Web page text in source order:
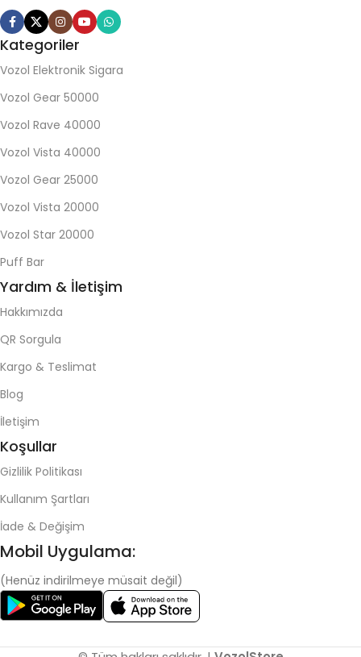
Kategoriler
Vozol Elektronik Sigara
Vozol Gear 50000
Vozol Rave 40000
Vozol Vista 40000
Vozol Gear 25000
Vozol Vista 20000
Vozol Star 20000
Puff Bar
Yardım & İletişim
Hakkımızda
QR Sorgula
Kargo & Teslimat
Blog
İletişim
Koşullar
Gizlilik Politikası
Kullanım Şartları
İade & Değişim
Mobil Uygulama:
(Henüz indirilmeye müsait değil)